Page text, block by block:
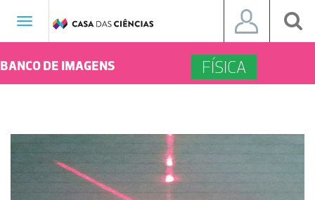
Toggle
BANCO DE IMAGENS FÍSICA